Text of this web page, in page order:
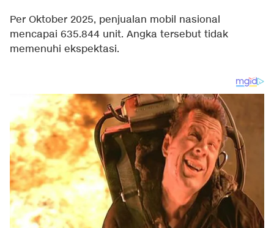
Per Oktober 2025, penjualan mobil nasional
mencapai 635.844 unit. Angka tersebut tidak
memenuhi ekspektasi.